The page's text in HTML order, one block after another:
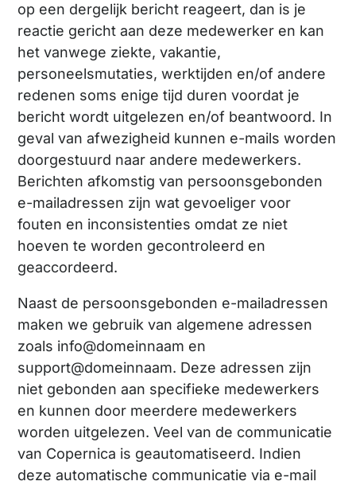
op een dergelijk bericht reageert, dan is je
reactie gericht aan deze medewerker en kan
het vanwege ziekte, vakantie,
personeelsmutaties, werktijden en/of andere
redenen soms enige tijd duren voordat je
bericht wordt uitgelezen en/of beantwoord. In
geval van afwezigheid kunnen e-mails worden
doorgestuurd naar andere medewerkers.
Berichten afkomstig van persoonsgebonden
e-mailadressen zijn wat gevoeliger voor
fouten en inconsistenties omdat ze niet
hoeven te worden gecontroleerd en
geaccordeerd.
Naast de persoonsgebonden e-mailadressen
maken we gebruik van algemene adressen
zoals info@domeinnaam en
support@domeinnaam. Deze adressen zijn
niet gebonden aan specifieke medewerkers
en kunnen door meerdere medewerkers
worden uitgelezen. Veel van de communicatie
van Copernica is geautomatiseerd. Indien
deze automatische communicatie via e-mail